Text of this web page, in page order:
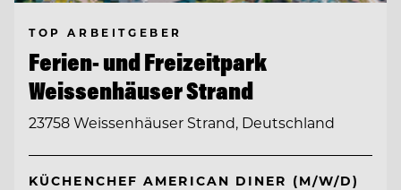
TOP ARBEITGEBER
Ferien- und Freizeitpark
Weissenhäuser Strand
23758 Weissenhäuser Strand, Deutschland
KÜCHENCHEF AMERICAN DINER (M/W/D)